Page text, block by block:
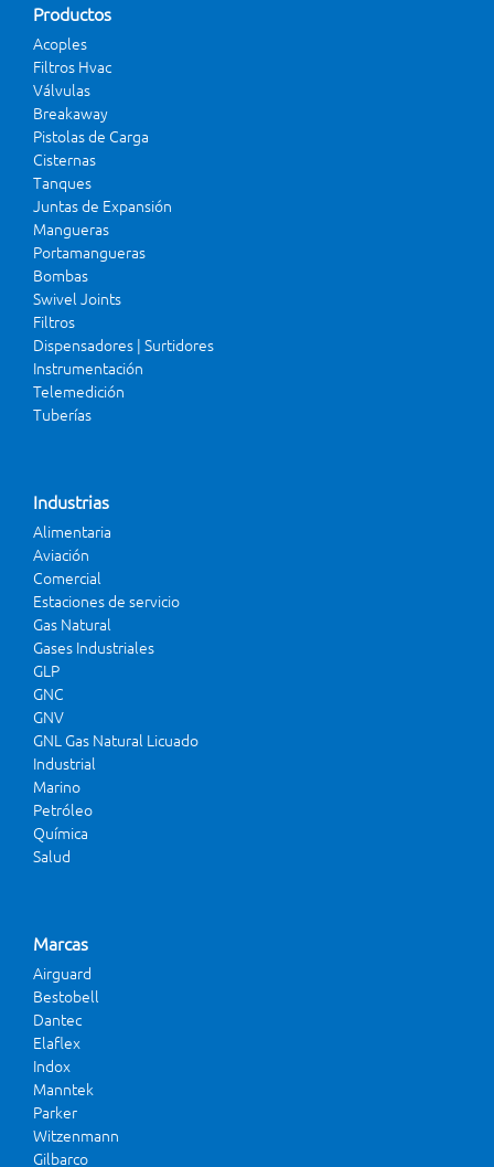
Productos
Acoples
Filtros Hvac
Válvulas
Breakaway
Pistolas de Carga
Cisternas
Tanques
Juntas de Expansión
Mangueras
Portamangueras
Bombas
Swivel Joints
Filtros
Dispensadores | Surtidores
Instrumentación
Telemedición
Tuberías
Industrias
Alimentaria
Aviación
Comercial
Estaciones de servicio
Gas Natural
Gases Industriales
GLP
GNC
GNV
GNL Gas Natural Licuado
Industrial
Marino
Petróleo
Química
Salud
Marcas
Airguard
Bestobell
Dantec
Elaflex
Indox
Manntek
Parker
Witzenmann
Gilbarco